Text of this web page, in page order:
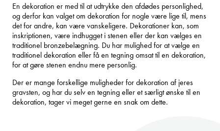
En dekoration er med til at udtrykke den afdødes personlighed,
og derfor kan valget om dekoration for nogle være lige til, mens
det for andre, kan være vanskeligere. Dekorationer kan, som
inskriptionen, være indhugget i stenen eller der kan vælges en
traditionel bronzebelægning. Du har mulighed for at vælge en
traditionel dekoration eller få en tegning omsat til en dekoration,
for at gøre stenen endnu mere personlig.
Der er mange forskellige muligheder for dekoration af jeres
gravsten, og har du selv en tegning eller et særligt ønske til en
dekoration, tager vi meget gerne en snak om dette.